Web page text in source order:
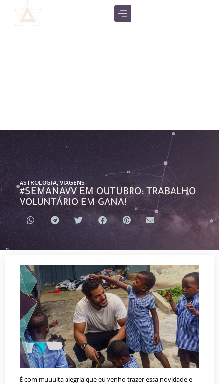
ASTROLOGIA,VIAGENS
#SEMANAVV EM OUTUBRO: TRABALHO
VOLUNTÁRIO EM GANA!
É com muuuita alegria que eu venho trazer essa novidade e